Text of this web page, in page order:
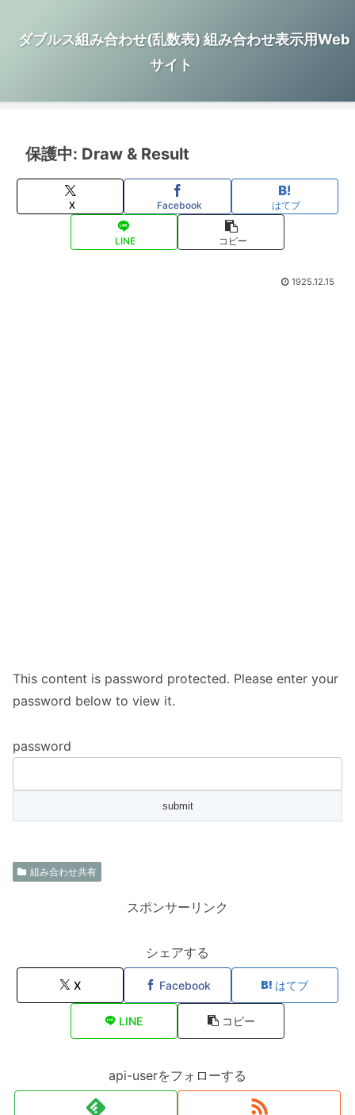
ダブルス組み合わせ(乱数表) 組み合わせ表示用Web
サイト
保護中: Draw & Result
X Facebook はてブ
LINE コピー
1925.12.15
This content is password protected. Please enter your
password below to view it.
password
組み合わせ共有
スポンサーリンク
シェアする
X Facebook はてブ
LINE コピー
api-userをフォローする